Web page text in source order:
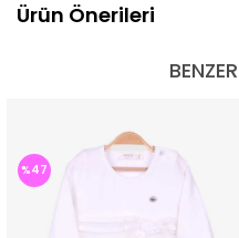
Ürün Önerileri
%47